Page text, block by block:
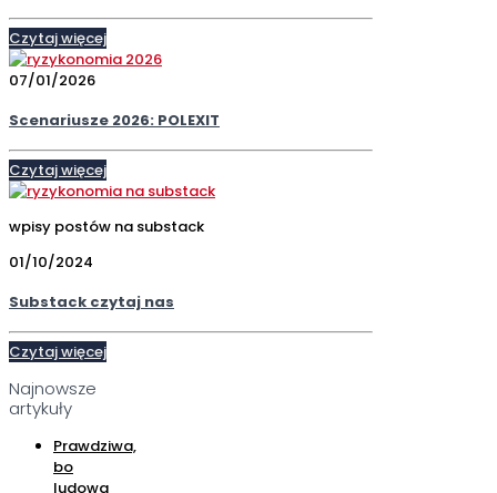
Czytaj więcej
07/01/2026
Scenariusze 2026: POLEXIT
Czytaj więcej
wpisy postów na substack
01/10/2024
Substack czytaj nas
Czytaj więcej
Najnowsze
artykuły
Prawdziwa,
bo
ludowa